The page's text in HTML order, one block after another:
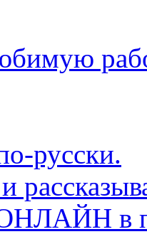
русски.
ОНЛАЙН в